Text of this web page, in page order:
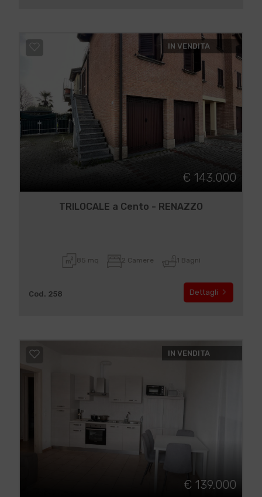
IN VENDITA
€ 143.000
TRILOCALE a Cento - RENAZZO
85 mq 2 Camere 1 Bagni
Cod. 258 Dettagli
IN VENDITA
€ 139.000